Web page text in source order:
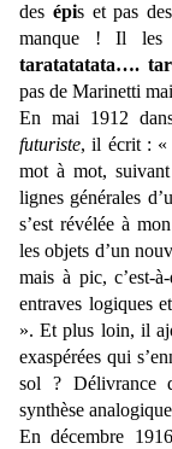
des épis et pas des
manque ! Il les
taratatatata….
pas de Marinetti
En mai 1912
futuriste, il écrit : «
mot à mot,
lignes générales
s’est révélée à
les objets d’un
mais à pic, c’est-
entraves logiques
». Et plus loin, il
exaspérées qui
sol ? Délivrance
synthèse
En décembre